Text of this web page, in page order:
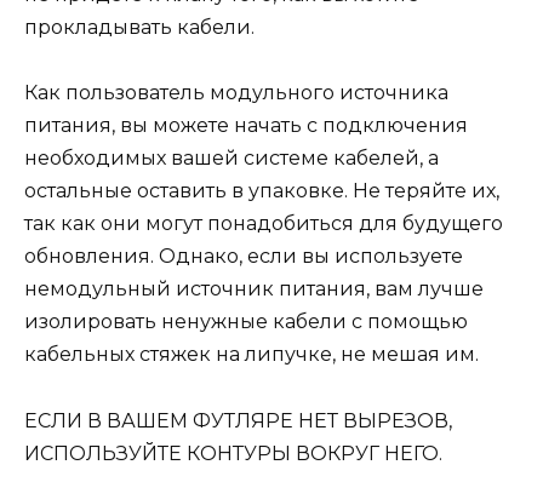
прокладывать кабели.
Как пользователь модульного источника
питания, вы можете начать с подключения
необходимых вашей системе кабелей, а
остальные оставить в упаковке. Не теряйте их,
так как они могут понадобиться для будущего
обновления. Однако, если вы используете
немодульный источник питания, вам лучше
изолировать ненужные кабели с помощью
кабельных стяжек на липучке, не мешая им.
ЕСЛИ В ВАШЕМ ФУТЛЯРЕ НЕТ ВЫРЕЗОВ,
ИСПОЛЬЗУЙТЕ КОНТУРЫ ВОКРУГ НЕГО.